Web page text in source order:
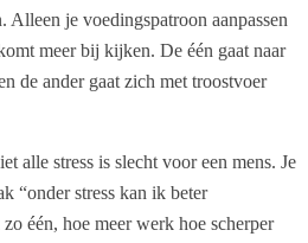
Alleen je voedingspatroon aanpassen
meer bij kijken. De één gaat naar
de ander gaat zich met troostvoer
alle stress is slecht voor een mens. Je
“onder stress kan ik beter
één, hoe meer werk hoe scherper